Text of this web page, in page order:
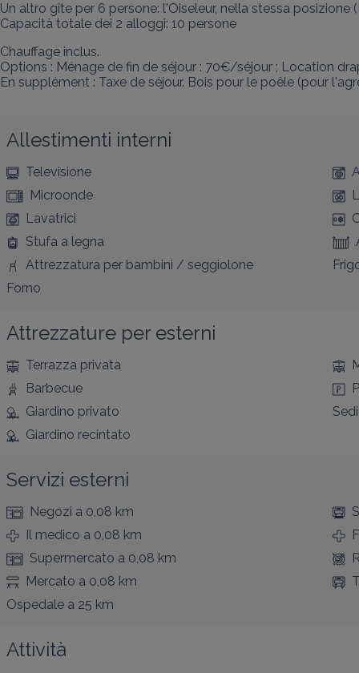
Un altro gîte per 6 persone: l'Oiseleur, nella stessa posizione
Capacità totale dei 2 alloggi: 10 persone
Chauffage inclus.
Options : Ménage de fin de séjour : 70€/séjour ; Location
En supplément : Taxe de séjour. Bois pour le poêle (pour
Allestimenti interni
Televisione
Microonde
Lavatrici
Stufa a legna
Attrezzatura per bambini / seggiolone
Forno
Attrezzature per esterni
Terrazza privata
Barbecue
Giardino privato
Giardino recintato
Servizi esterni
Negozi a 0,08 km
Il medico a 0,08 km
Supermercato a 0,08 km
Mercato a 0,08 km
Ospedale a 25 km
Attività